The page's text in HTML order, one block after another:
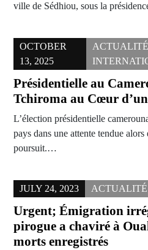
ville de Sédhiou, sous la
OCTOBER
13, 2025
ACTUALITÉ
Présidentielle au
Tchiroma au Cœur
L’élection présidentielle
pays dans une attente tendue
poursuit.…
JULY 24, 2023 ACTUALITÉ
Urgent; Émigration
pirogue a chaviré à
morts enregistrés